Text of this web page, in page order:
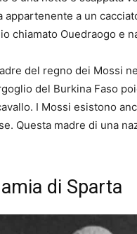
appartenente a un
chiamato Ouedraogo e
del regno dei Mossi
del Burkina Faso
I Mossi esistono
Questa madre di una
di Sparta